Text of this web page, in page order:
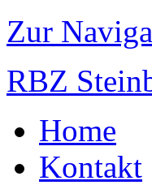
Zur
RBZ
Home
Kontakt